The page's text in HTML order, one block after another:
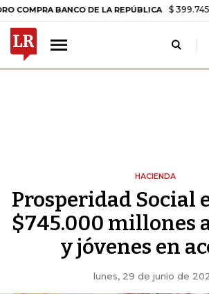
BANCO DE LA REPÚBLICA $ 399.745,16 +$
HACIENDA
Prosperidad Social
$745.000 millones
y jóvenes en
lunes, 29 de junio de